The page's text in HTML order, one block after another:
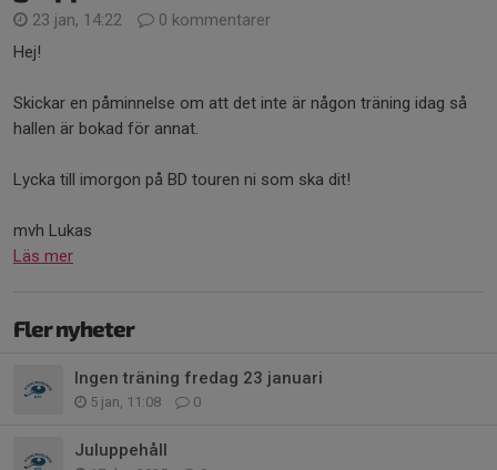
23 jan, 14:22
0 kommentarer
Hej!
Skickar en påminnelse om att det inte är någon träning idag så
hallen är bokad för annat.
Lycka till imorgon på BD touren ni som ska dit!
mvh Lukas
Läs mer
Fler nyheter
Ingen träning fredag 23 januari
5 jan, 11:08 0
Juluppehåll